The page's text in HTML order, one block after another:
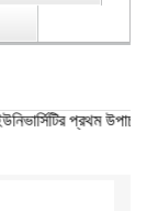
প্রথম